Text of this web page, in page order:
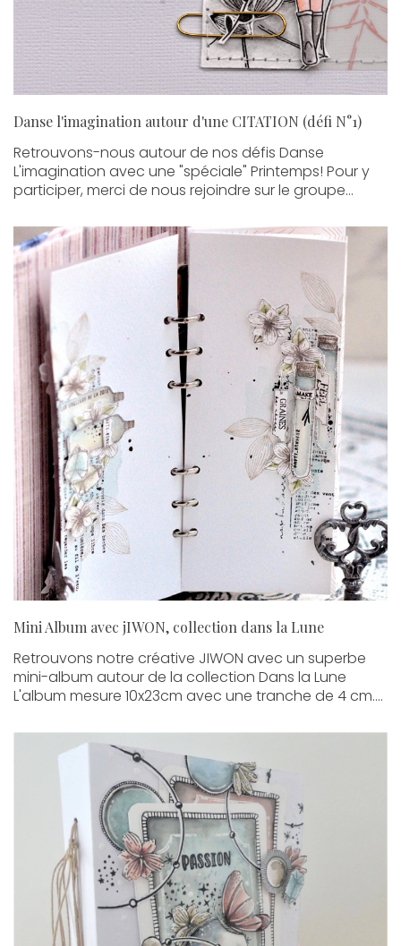
Danse l'imagination autour d'une CITATION (défi N°1)
Retrouvons-nous autour de nos défis Danse
L'imagination avec une "spéciale" Printemps! Pour y
participer, merci de nous rejoindre sur le groupe...
Mini Album avec jIWON, collection dans la Lune
Retrouvons notre créative JIWON avec un superbe
mini-album autour de la collection Dans la Lune
L'album mesure 10x23cm avec une tranche de 4 cm....